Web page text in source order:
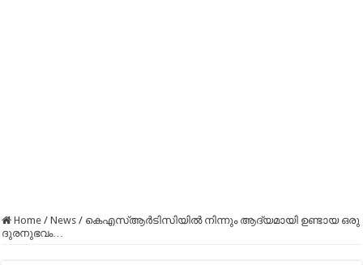
Home / News / കെഎസ്ആർടിസിയിൽ നിന്നും ആദ്യമായി ഉണ്ടായ ഒരു
ദുരനുഭവം…